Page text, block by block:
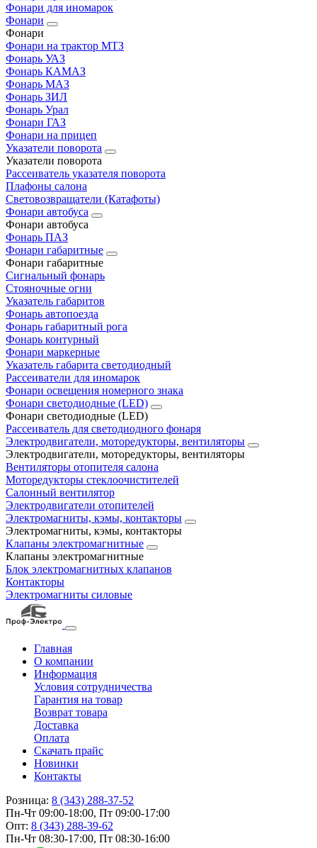
Фонари для иномарок
Фонари
Фонари
Фонари на трактор МТЗ
Фонарь УАЗ
Фонарь КАМАЗ
Фонарь МАЗ
Фонарь ЗИЛ
Фонарь Урал
Фонари ГАЗ
Фонари на прицеп
Указатели поворота
Указатели поворота
Рассеиватель указателя поворота
Плафоны салона
Световозвращатели (Катафоты)
Фонари автобуса
Фонари автобуса
Фонарь ПАЗ
Фонари габаритные
Фонари габаритные
Сигнальный фонарь
Стояночные огни
Указатель габаритов
Фонарь автопоезда
Фонарь габаритный рога
Фонарь контурный
Фонари маркерные
Указатель габарита светодиодный
Рассеиватели для иномарок
Фонари освещения номерного знака
Фонари светодиодные (LED)
Фонари светодиодные (LED)
Рассеиватель для светодиодного фонаря
Электродвигатели, моторедукторы, вентиляторы
Электродвигатели, моторедукторы, вентиляторы
Вентиляторы отопителя салона
Моторедукторы стеклоочистителей
Салонный вентилятор
Электродвигатели отопителей
Электромагниты, кэмы, контакторы
Электромагниты, кэмы, контакторы
Клапаны электромагнитные
Клапаны электромагнитные
Блок электромагнитных клапанов
Контакторы
Электромагниты силовые
Главная
О компании
Информация
Условия сотрудничества
Гарантия на товар
Возврат товара
Доставка
Оплата
Скачать прайс
Новинки
Контакты
Розница: 8 (343) 288-37-52
Пн-Чт 09:00-18:00, Пт 09:00-17:00
Опт: 8 (343) 288-39-62
Пн-Чт 08:30-17:00, Пт 08:30-16:00